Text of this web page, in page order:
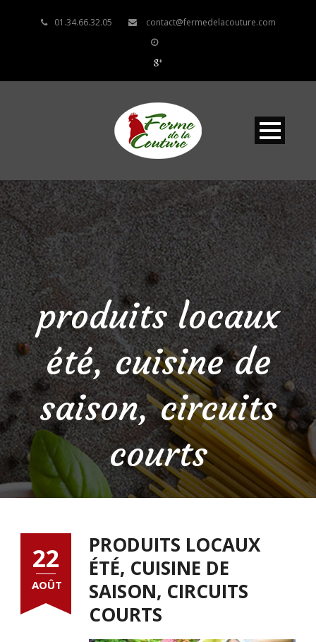
01.34.66.32.05 contact@fermedelacouture.com
produits locaux
été, cuisine de
saison, circuits
courts
22
AOÛT
PRODUITS LOCAUX
ÉTÉ, CUISINE DE
SAISON, CIRCUITS
COURTS